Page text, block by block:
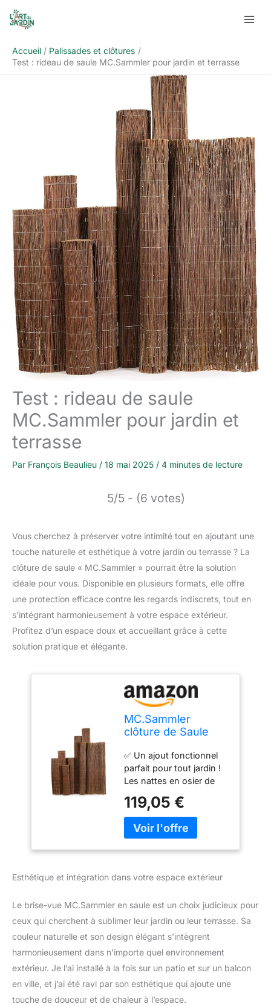
Aller
Accueil
Palissades et clôtures
Test : rideau de saule MC.Sammler pour jardin et terrasse
Test : rideau de saule
MC.Sammler pour jardin et
terrasse
Par François Beaulieu / 18 mai 2025 / 4 minutes de lecture
5/5 - (6 votes)
Vous cherchez à préserver votre intimité tout en ajoutant une
touche naturelle et esthétique à votre jardin ou terrasse ? La
clôture de saule « MC.Sammler » pourrait être la solution
idéale pour vous. Disponible en plusieurs formats, elle offre
une protection efficace contre les regards indiscrets, tout en
s’intégrant harmonieusement à votre espace extérieur.
Profitez d’un espace doux et accueillant grâce à cette
solution pratique et élégante.
MC.Sammler
clôture de Saule
terrasse 22
differents formats
(180 x 500 cm)
Brise-Vue pour
Patio et balcons
✅ Un ajout fonctionnel
parfait pour tout jardin !
Les nattes en osier de
belle alternative aux
brise-vue traditionnels
en plastique. Elles
et des regards indiscrets.
parfaits pour le
revêtement des clôtures,
des terrains et des murs.
Les tapis sont fabriqués
à partir de saule (matière
naturelle) et ont une
forme individuelle, aussi
119,05 €
Esthétique et intégration dans votre espace extérieur
Le brise-vue MC.Sammler en saule est un choix judicieux pour
ceux qui cherchent à sublimer leur jardin ou leur terrasse. Sa
couleur naturelle et son design élégant s’intègrent
harmonieusement dans n’importe quel environnement
extérieur. Je l’ai installé à la fois sur un patio et sur un balcon
en ville, et j’ai été ravi par son esthétique qui ajoute une
touche de douceur et de chaleur à l’espace.
Rechercher